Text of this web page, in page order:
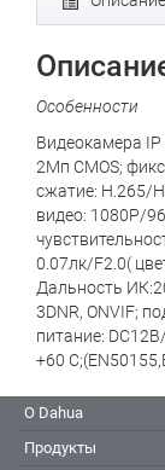
Особенности
Видеокамера
2Mп CMOS;
сжатие: H.265/
видео: 1080P/
0.07лк/F2.0(
Дальность
3DNR, ONVIF;
питание:
+60
О Dahua
Продукты